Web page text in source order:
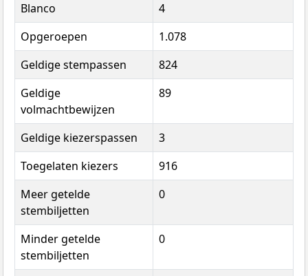
Blanco
4
Opgeroepen
1.078
Geldige stempassen
824
Geldige
volmachtbewijzen
89
Geldige kiezerspassen
3
Toegelaten kiezers
916
Meer getelde
stembiljetten
0
Minder getelde
stembiljetten
0